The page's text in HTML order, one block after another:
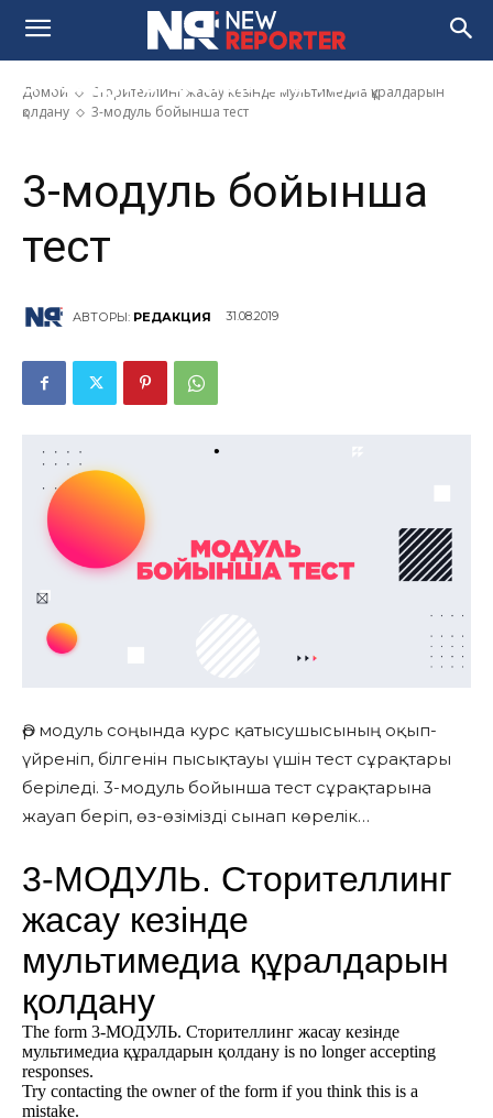
Домой
Сторителлинг жасау кезінде мультимедиа құралдарын
қолдану
3-модуль бойынша тест
3-модуль бойынша тест
3-модуль бойынша
тест
АВТОРЫ: РЕДАКЦИЯ 31.08.2019
Әр модуль соңында курс қатысушысының оқып-
үйреніп, білгенін пысықтауы үшін тест сұрақтары
беріледі. 3-модуль бойынша тест сұрақтарына
жауап беріп, өз-өзімізді сынап көрелік…